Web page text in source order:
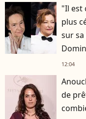
"Il est
plus
sur
12:04
de